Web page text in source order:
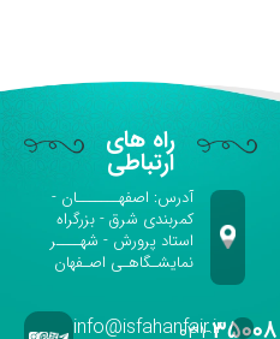
راه های
ارتباطی
آدرس: اصفهـــــــان -
کمربندی شرق - بزرگراه
استاد پرورش - شهــــر
نمایشـگاهـی اصـفهان
۰۳۱-۳۵۰۰۸info@isfahanfair.ir